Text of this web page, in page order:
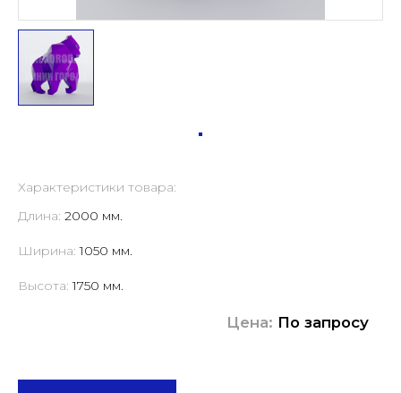
Характеристики товара:
Длина: 2000 мм.
Ширина:1050 мм.
Высота:1750 мм.
Цена: По запросу